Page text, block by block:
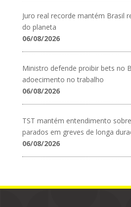
Juro real recorde mantém Brasil
do planeta
06/08/2026
Ministro defende proibir bets no
adoecimento no trabalho
06/08/2026
TST mantém entendimento
parados em greves de longa
06/08/2026